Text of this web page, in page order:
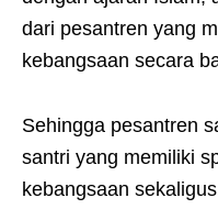
dari pesantren yang
kebangsaan secara
Sehingga pesantren
santri yang memiliki
kebangsaan